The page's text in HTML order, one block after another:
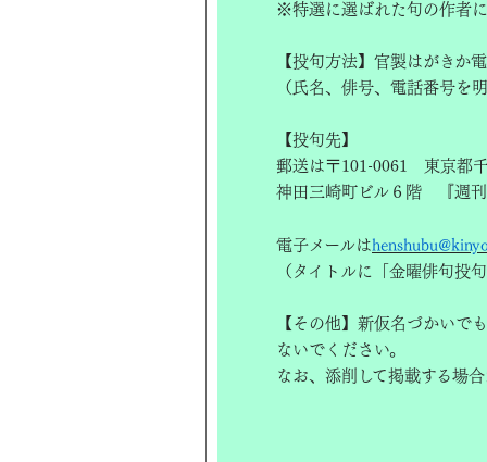
※特選に選ばれた句の作者
【投句方法】官製はがきか
（氏名、俳号、電話番号を
【投句先】
郵送は〒101-0061 東京都
神田三崎町ビル６階 『週
電子メールは
（タイトルに「金曜俳句投
【その他】新仮名づかいで
ないでください。
なお、添削して掲載する場